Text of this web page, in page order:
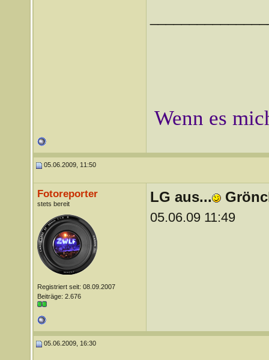
Wenn es
05.06.2009, 11:50
Fotoreporter
stets bereit
Registriert seit: 08.09.2007
Beiträge: 2.676
LG aus...
05.06.09 11:49
05.06.2009, 16:30